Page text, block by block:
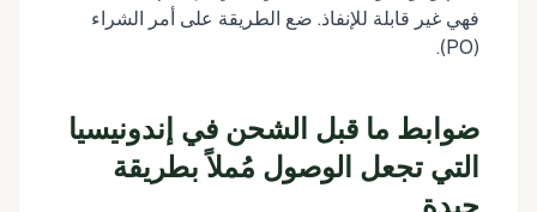
فهي غير قابلة للإنفاذ. ضع الطريقة على أمر الشراء
(PO).
ضوابط ما قبل الشحن في إندونيسيا
التي تجعل الوصول مُملاً بطريقة
جيدة